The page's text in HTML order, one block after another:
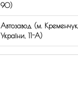
90)
Автозавод (м. Кременчук,
України, 11-А)